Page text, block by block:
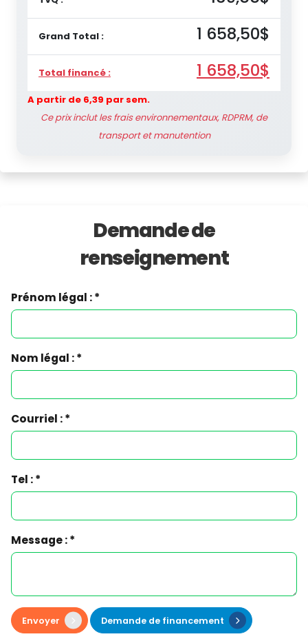
Grand Total : 1 658,50$
Total financé : 1 658,50$
A partir de 6,39 par sem.
Ce prix inclut les frais environnementaux, RDPRM, de
transport et manutention
Demande de
renseignement
Prénom légal : *
Nom légal : *
Courriel : *
Tel : *
Message : *
Envoyer Demande de financement